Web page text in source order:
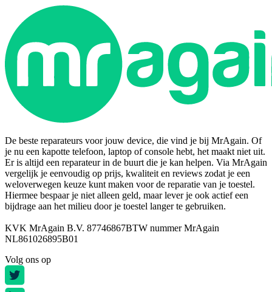
De beste reparateurs voor jouw device, die vind je bij MrAgain. Of
je nu een kapotte telefoon, laptop of console hebt, het maakt niet uit.
Er is altijd een reparateur in de buurt die je kan helpen. Via MrAgain
vergelijk je eenvoudig op prijs, kwaliteit en reviews zodat je een
weloverwegen keuze kunt maken voor de reparatie van je toestel.
Hiermee bespaar je niet alleen geld, maar lever je ook actief een
bijdrage aan het milieu door je toestel langer te gebruiken.
KVK MrAgain B.V. 87746867BTW nummer MrAgain
NL861026895B01
Volg ons op